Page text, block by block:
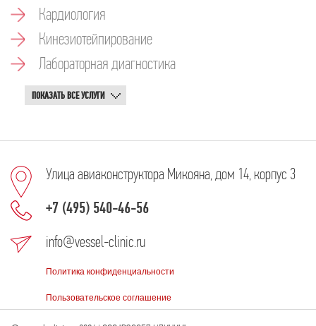
Кардиология
Кинезиотейпирование
Лабораторная диагностика
ПОКАЗАТЬ ВСЕ УСЛУГИ
Улица авиаконструктора Микояна, дом 14, корпус 3
+7 (495) 540-46-56
info@vessel-clinic.ru
Политика конфиденциальности
Пользовательское соглашение